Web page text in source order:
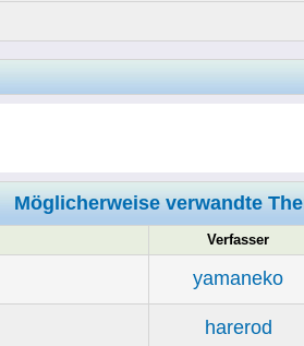
Möglicherweise verwandte
Verfasser
yamaneko
harerod